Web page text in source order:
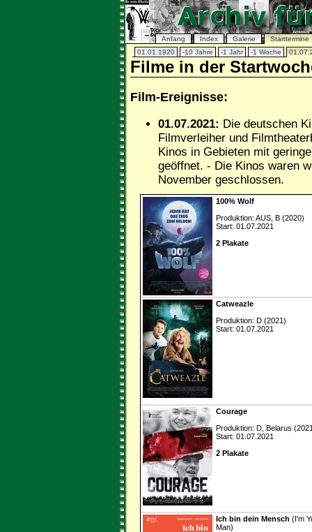
Anfang Index Galerie
Starttermine
01.01.1920
-10 Jahre -1 Jahr -1 Woche
Filme in der
Film-Ereignisse:
01.07.2021: Die deutschen
Filmverleiher und
Kinos in Gebieten mit
geöffnet. - Die Kinos waren
November geschlossen.
100% Wolf
Produktion: AUS, B (2020)
Start: 01.07.2021
2 Plakate
Catweazle
Produktion: D (2021)
Start: 01.07.2021
Courage
Produktion: D, Belarus
Start: 01.07.2021
2 Plakate
Ich bin dein Mensch (I'm
Man)